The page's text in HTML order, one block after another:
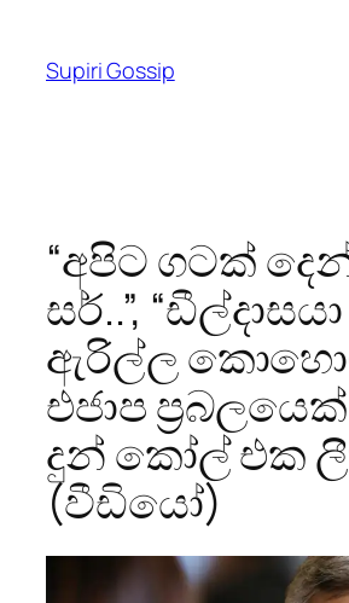
content
Supiri Gossip
“අපිට ගටක්
සර්..”,
ඇරිල්ල
එජාප
දුන් කෝල් එක
(වීඩියෝ)